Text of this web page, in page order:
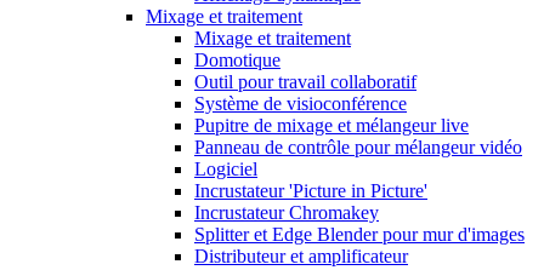
Mixage et traitement
Mixage et traitement
Domotique
Outil pour travail collaboratif
Système de visioconférence
Pupitre de mixage et mélangeur live
Panneau de contrôle pour mélangeur vidéo
Logiciel
Incrustateur 'Picture in Picture'
Incrustateur Chromakey
Splitter et Edge Blender pour mur d'images
Distributeur et amplificateur